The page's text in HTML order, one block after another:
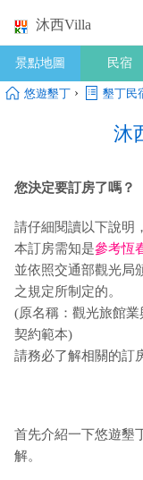
沐西Villa
景點地圖 民宿
悠遊墾丁 › 墾丁民
沐
您決定要訂房了嗎？
請仔細閱讀以下說明，
本訂房需知是參考恆
並依照交通部觀光局
之規定所制定的。
(原名稱：觀光旅館
契約範本)
請務必了解相關的訂
首先介紹一下悠遊墾
解。